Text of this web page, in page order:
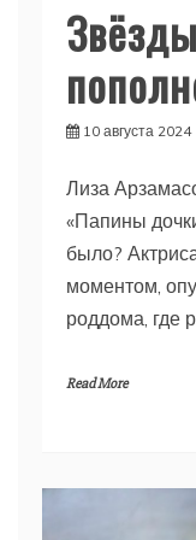
10 августа 2024
Лиза
«Папины
было?
моментом,
роддома, где
Read More